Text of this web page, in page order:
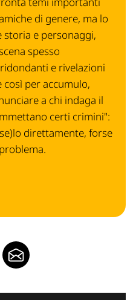
di genere, ma lo
storia e personaggi,
spesso
e rivelazioni
così per accumulo,
a chi indaga il
certi crimini":
direttamente, forse